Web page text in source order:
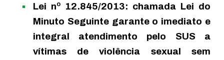
Lei nº 12.845/2013: chamada Lei do
Minuto Seguinte garante o imediato e
integral atendimento pelo SUS a
vítimas de violência sexual sem